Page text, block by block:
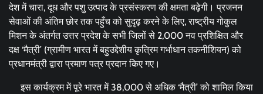
देश में चारा, दूध और पशु उत्पाद के प्रसंस्करण की क्षमता बढ़ेगी। प्रजनन
सेवाओं की अंतिम छोर तक पहुँच को सुदृढ़ करने के लिए, राष्ट्रीय गोकुल
मिशन के अंतर्गत उत्तर प्रदेश के सभी जिलों से 2,000 नव प्रशिक्षित और
दक्ष ‘मैत्री’ (ग्रामीण भारत में बहुउद्देशीय कृत्रिम गर्भाधान तकनीशियन) को
प्रधानमंत्री द्वारा प्रमाण पत्र प्रदान किए गए।
इस कार्यक्रम में पूरे भारत में 38,000 से अधिक ‘मैत्री’ को शामिल किया